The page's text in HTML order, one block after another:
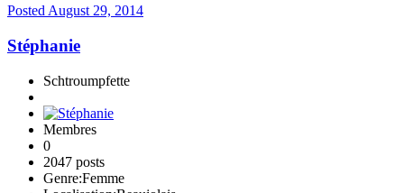
Posted August 29, 2014
Stéphanie
Schtroumpfette
Membres
0
2047 posts
Genre:Femme